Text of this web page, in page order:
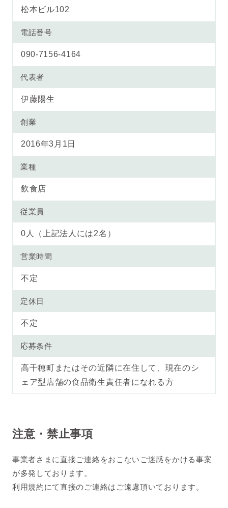
松本ビル102
電話番号
090-7156-4164
代表者
伊藤陽生
創業
2016年3月1日
業種
飲食店
従業員
0人（上記法人には2名）
営業時間
不定
定休日
不定
応募条件
高千穂町またはその近隣に在住して、現在のシ
ェア型店舗の食品衛生責任者になれる方
注意・禁止事項
事業者さまに直接ご連絡をおこないご迷惑をかける事案
が多発しております。
利用規約にて直接のご連絡はご遠慮頂いております。